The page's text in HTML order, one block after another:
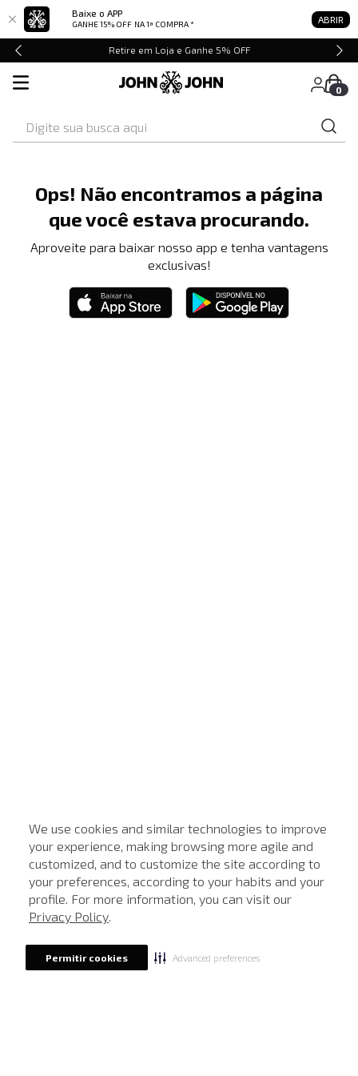
Baixe o APP
GANHE 15% OFF NA 1ª COMPRA * ABRIR
We use cookies and similar technologies to improve
your experience, making browsing more agile and
customized, and to customize the site according to
your preferences, according to your habits and your
profile. For more information, you can visit our
Privacy Policy.
Permitir cookies Advanced preferences
Retire em Loja e Ganhe 5% OFF
0
Ops! Não encontramos a página
que você estava procurando.
Aproveite para baixar nosso app e tenha vantagens
exclusivas!